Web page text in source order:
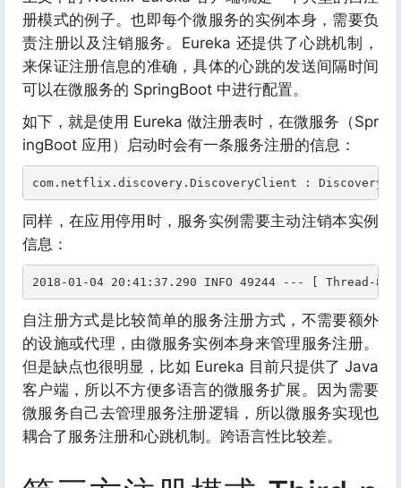
册模式的例子。也即每个微服务的实例本身，需要负
责注册以及注销服务。Eureka 还提供了心跳机制，
来保证注册信息的准确，具体的心跳的发送间隔时间
可以在微服务的 SpringBoot 中进行配置。
如下，就是使用 Eureka 做注册表时，在微服务（Spr
ingBoot 应用）启动时会有一条服务注册的信息：
com.netflix.discovery.DiscoveryClient :
同样，在应用停用时，服务实例需要主动注销本实例
信息：
2018-01-04 20:41:37.290 INFO 49244 --- [ Thread-
自注册方式是比较简单的服务注册方式，不需要额外
的设施或代理，由微服务实例本身来管理服务注册。
但是缺点也很明显，比如 Eureka 目前只提供了 Java
客户端，所以不方便多语言的微服务扩展。因为需要
微服务自己去管理服务注册逻辑，所以微服务实现也
耦合了服务注册和心跳机制。跨语言性比较差。